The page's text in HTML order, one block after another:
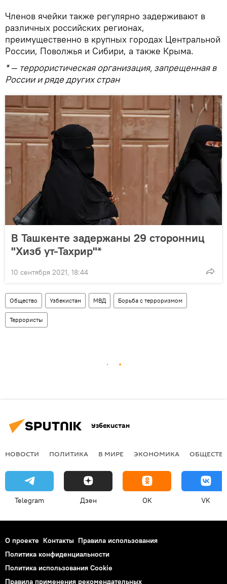
Членов ячейки также регулярно задерживают в
различных российских регионах,
преимущественно в крупных городах Центральной
России, Поволжья и Сибири, а также Крыма.
* — террористическая организация, запрещенная в
России и ряде других стран
В Ташкенте задержаны 29 сторонниц
"Хизб ут-Тахрир"*
10 сентября 2021, 18:44
Общество Узбекистан МВД Борьба с терроризмом
Террористы
Узбекистан
НОВОСТИ ПОЛИТИКА В МИРЕ ЭКОНОМИКА
Telegram Дзен OK VK
О проекте Контакты Правила использования
Политика конфиденциальности
Политика использования Cookie
Правила применения рекомендательных